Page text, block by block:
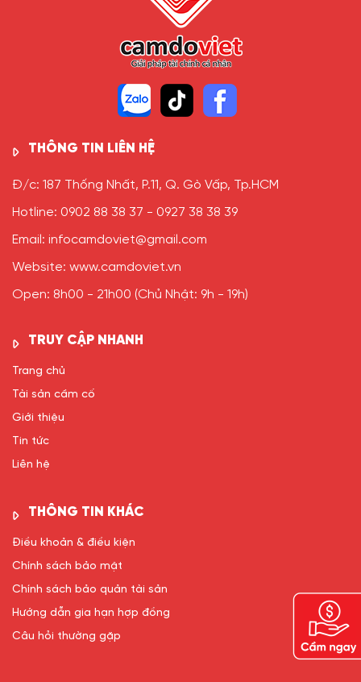
THÔNG TIN LIÊN HỆ
Đ/c: 187 Thống Nhất, P.11, Q. Gò Vấp, Tp.HCM
Hotline: 0902 88 38 37 - 0927 38 38 39
Email: infocamdoviet@gmail.com
Website: www.camdoviet.vn
Open: 8h00 - 21h00 (Chủ Nhật: 9h - 19h)
TRUY CẬP NHANH
Trang chủ
Tài sản cầm cố
Giới thiệu
Tin tức
Liên hệ
THÔNG TIN KHÁC
Điều khoản & điều kiện
Chính sách bảo mật
Chính sách bảo quản tài sản
Hướng dẫn gia hạn hợp đồng
Câu hỏi thường gặp